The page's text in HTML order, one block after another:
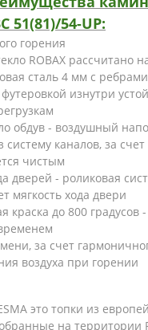
51(81)/54-UP:
горения
ROBAX рассчитано
сталь 4 мм с
изнутри
обдув - воздушный
систему каналов, за счет
чистым
дверей - роликовая
мягкость хода двери
краска до 800 градусов
за счет
воздуха при горении
это топки из
на территории